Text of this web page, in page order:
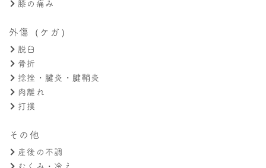
膝の痛み
外傷（ケガ）
脱臼
骨折
捻挫・腱炎・腱鞘炎
肉離れ
打撲
その他
産後の不調